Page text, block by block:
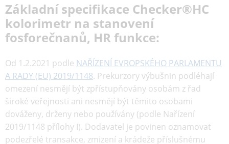
Základní specifikace Checker®HC
kolorimetr na stanovení
fosforečnanů, HR funkce:
Od 1.2.2021 podle NAŘÍZENÍ EVROPSKÉHO PARLAMENTU
A RADY (EU) 2019/1148. Prekurzory výbušnin podléhají
omezení nesmějí být zpřístupňovány osobám z řad
široké veřejnosti ani nesmějí být těmito osobami
dováženy, drženy nebo používány (podle Nařízení
2019/1148 přílohy I). Dodavatel je povinen oznamovat
podezřelé transakce, zmizení a krádeže příslušnému